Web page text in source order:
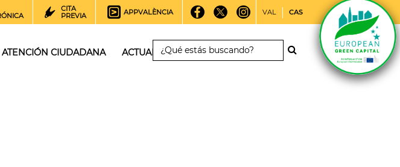
CITA
PREVIA
APPVALÈNCIA VAL CAS
ATENCIÓN CIUDADANA ACTUALIDAD